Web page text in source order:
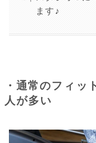
ます♪
・通常のフィッ
人が多い